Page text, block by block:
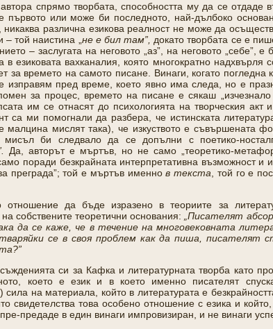
спрямо творбата, способността му да се отдаде
първото или може би последното, най-дълбоко
никаква различна езикова реалност не може да
– той наистина „не е бил там”, докато творбата се е
– заслугата на неговото „аз”, на неговото
езиковата вахканалия, която многократно надхвърля
за времето на самото писане. Винаги, когато
изправям пред време, което явно има следа, но е
за процес, времето на писане е сякаш
им се отнасят до психологията на творческия
са ми помогнали да разбера, че истинската
мислят така), че изкуството е съвършената
мисъл би следвало да се допълни с поетико-
Да, авторът е мъртъв, но не само „теоретико-
поради безкрайната интерпретативна възможност и
преграда”; той е мъртъв именнов текста, той го е
да бъде изразено в теориите за
собствените теоретични основания:„Писателят
да се каже, че в течение на многовековната
се в своя проблем как да пиша, писателят
си за Кафка и литературната творба като
което е език и в което именно писателят
сила на материала, който в литературата е
свидетелства това особено отношение с езика и
предаде в един винаги импровизиран, и не винаги